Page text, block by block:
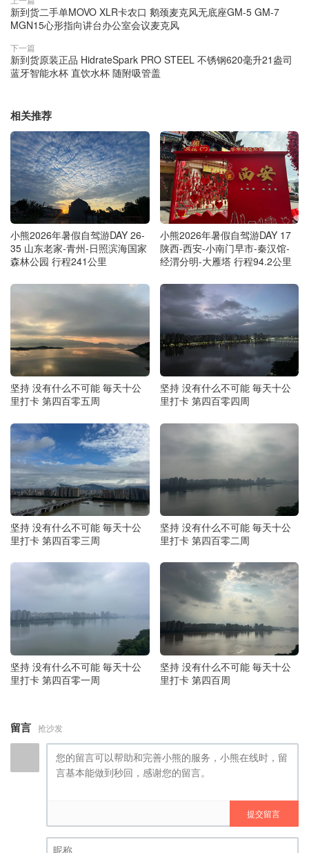
新到货二手单MOVO XLR卡农口 鹅颈麦克风无底座GM-5 GM-7
MGN15心形指向讲台办公室会议麦克风
下一篇
新到货原装正品 HidrateSpark PRO STEEL 不锈钢620毫升21盎司
蓝牙智能水杯 直饮水杯 随附吸管盖
相关推荐
小熊2026年暑假自驾游DAY 26-
35 山东老家-青州-日照滨海国家
森林公园 行程241公里
小熊2026年暑假自驾游DAY 17
陕西-西安-小南门早市-秦汉馆-
经渭分明-大雁塔 行程94.2公里
坚持 没有什么不可能 毎天十公
里打卡 第四百零五周
坚持 没有什么不可能 毎天十公
里打卡 第四百零四周
坚持 没有什么不可能 毎天十公
里打卡 第四百零三周
坚持 没有什么不可能 毎天十公
里打卡 第四百零二周
坚持 没有什么不可能 毎天十公
里打卡 第四百零一周
坚持 没有什么不可能 毎天十公
里打卡 第四百周
留言 抢沙发
提交留言